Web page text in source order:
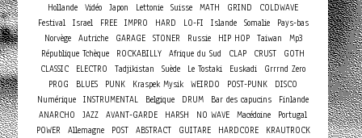
Hollande Vidéo Japon Lettonie Suisse MATH GRIND
COLDWAVE
Festival
Israel FREE IMPRO HARD LO-FI Islande Somalie
Pays-bas
Norvège
Autriche GARAGE STONER Russie HIP HOP Taiwan
Mp3
République Tchèque
ROCKABILLY Afrique du Sud CLAP CRUST
GOTH
CLASSIC
ELECTRO Tadjikistan Suède Le Tostaki Euskadi
Grrrnd Zero
PROG
BLUES PUNK Kraspek Mysik WEIRDO POST-PUNK
DISCO
Numérique INSTRUMENTAL Belgique DRUM Bar des capucins
Finlande
ANARCHO
JAZZ AVANT-GARDE HARSH NO WAVE Macédoine
Portugal
POWER
Allemagne POST ABSTRACT GUITARE HARDCORE
KRAUTROCK